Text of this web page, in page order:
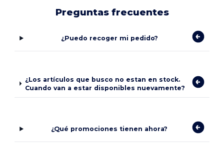
Preguntas frecuentes
¿Puedo recoger mi pedido?
¿Los artículos que busco no estan en stock.
Cuando van a estar disponibles nuevamente?
¿Qué promociones tienen ahora?